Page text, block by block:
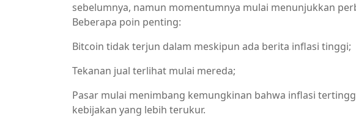
sebelumnya, namun momentumnya mulai menunjukkan
Beberapa poin penting:
Bitcoin tidak terjun dalam meskipun ada berita inflasi tinggi;
Tekanan jual terlihat mulai mereda;
Pasar mulai menimbang kemungkinan bahwa inflasi
kebijakan yang lebih terukur.